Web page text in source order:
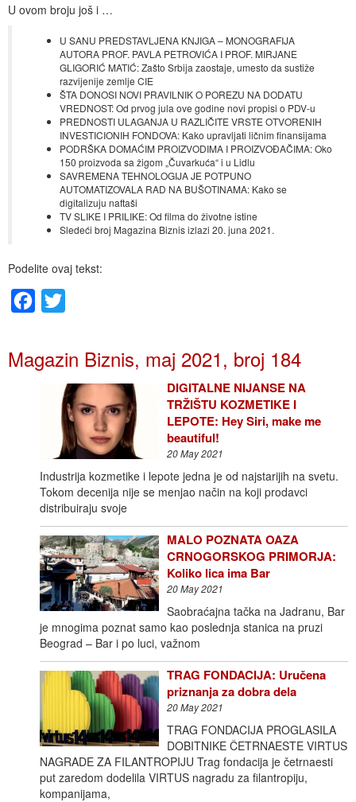
U ovom broju još i …
U SANU PREDSTAVLJENA KNJIGA – MONOGRAFIJA
AUTORA PROF. PAVLA PETROVIĆA I PROF. MIRJANE
GLIGORIĆ MATIĆ: Zašto Srbija zaostaje, umesto da sustiže
razvijenije zemlje CIE
ŠTA DONOSI NOVI PRAVILNIK O POREZU NA DODATU
VREDNOST: Od prvog jula ove godine novi propisi o PDV-u
PREDNOSTI ULAGANJA U RAZLIČITE VRSTE OTVORENIH
INVESTICIONIH FONDOVA: Kako upravljati ličnim finansijama
PODRŠKA DOMAĆIM PROIZVODIMA I PROIZVOĐAČIMA: Oko
150 proizvoda sa žigom „Čuvarkuća“ i u Lidlu
SAVREMENA TEHNOLOGIJA JE POTPUNO
AUTOMATIZOVALA RAD NA BUŠOTINAMA: Kako se
digitalizuju naftaši
TV SLIKE I PRILIKE: Od filma do životne istine
Sledeći broj Magazina Biznis izlazi 20. juna 2021.
Podelite ovaj tekst:
Facebook
Magazin Biznis, maj 2021, broj 184
DIGITALNE NIJANSE NA
TRŽIŠTU KOZMETIKE I
LEPOTE: Hey Siri, make me
beautiful!
20 May 2021
Industrija kozmetike i lepote jedna je od najstarijih na svetu.
Tokom decenija nije se menjao način na koji prodavci
distribuiraju svoje
MALO POZNATA OAZA
CRNOGORSKOG PRIMORJA:
Koliko lica ima Bar
20 May 2021
Saobraćajna tačka na Jadranu, Bar
je mnogima poznat samo kao poslednja stanica na pruzi
Beograd – Bar i po luci, važnom
TRAG FONDACIJA: Uručena
priznanja za dobra dela
20 May 2021
TRAG FONDACIJA PROGLASILA
DOBITNIKE ČETRNAESTE VIRTUS
NAGRADE ZA FILANTROPIJU Trag fondacija je četrnaesti
put zaredom dodelila VIRTUS nagradu za filantropiju,
kompanijama,